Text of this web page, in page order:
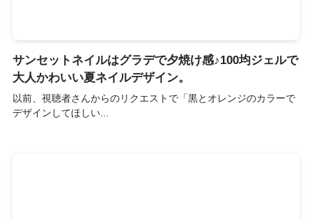
サンセットネイルはグラデで夕焼け感♪100均ジェルで
大人かわいい夏ネイルデザイン。
以前、視聴者さんからのリクエストで「黒とオレンジのカラーで
デザインしてほしい...